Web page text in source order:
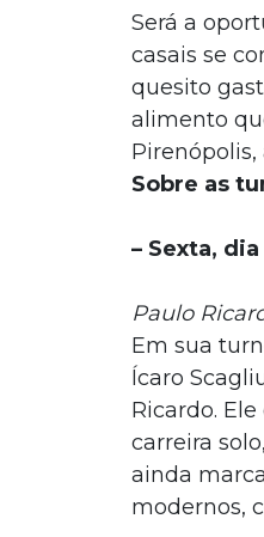
Será a
casais se
quesito
alimento
Pirenópolis,
Sobre as
– Sexta,
Paulo
Em sua
Ícaro
Ricardo.
carreira
ainda
modernos,